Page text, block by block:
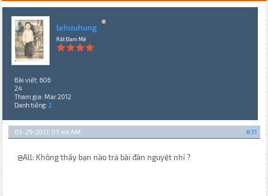
lehuuhung
Rất Đam Mê
Bài viết: 606
24
Tham gia: Mar 2012
Danh tiếng: 2
#31
05-29-2017, 07:44 AM
@All: Không thấy bạn nào trả bài đàn nguyệt nhỉ ?